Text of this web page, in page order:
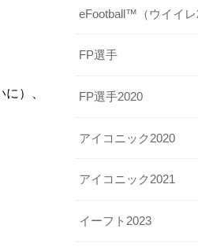
）、
eFootball™（ウイイレ
FP選手
FP選手2020
アイコニック2020
アイコニック2021
イーフト2023